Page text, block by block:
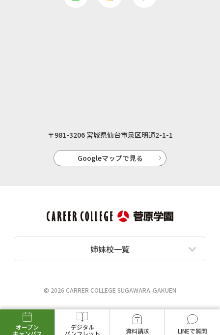
〒981-3206 宮城県仙台市泉区明通2-1-1
Googleマップで見る
姉妹校一覧
© 2026 CARRER COLLEGE SUGAWARA-GAKUEN
オープン
キャンパス
デジタル
パンフレット 資料請求 LINEで質問